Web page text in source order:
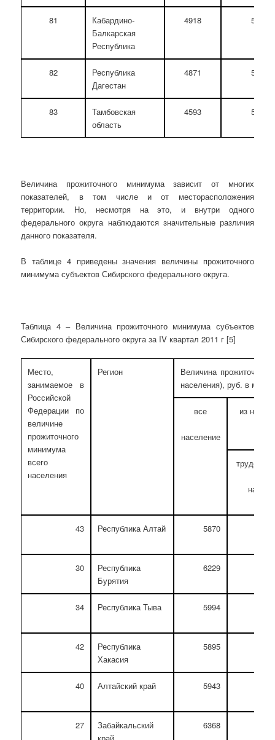
81
Кабардино-
Балкарская
Республика
4918 5277
82
Республика
Дагестан
4871 5105
83
Тамбовская
область
4593 5066
Величина прожиточного минимума зависит от многих
показателей, в том числе и от месторасположения
территории. Но, несмотря на это, и внутри одного
федерального округа наблюдаются значительные различия
данного показателя.
В таблице 4 приведены значения величины прожиточного
минимума субъектов Сибирского федерального округа.
Таблица 4 – Величина прожиточного минимума субъектов
Сибирского федерального округа за IV квартал 2011 г [5]
Место,
занимаемое в
Российской
Федерации по
величине
прожиточного
минимума
всего
населения
Регион
Величина
населения), руб. в месяц
все
население
из него
43 Республика Алтай 5870
30
Республика
Бурятия
6229
34 Республика Тыва 5994
42
Республика
Хакасия
5895
40 Алтайский край 5943
27
Забайкальский
край
6368